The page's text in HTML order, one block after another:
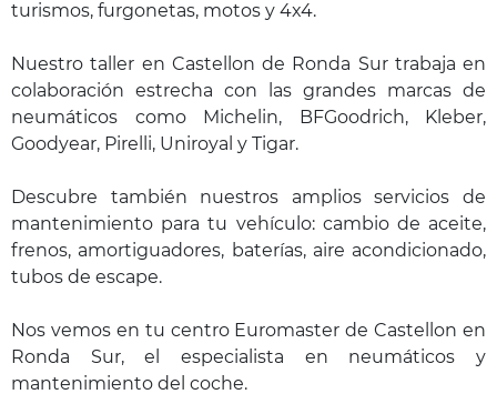
turismos, furgonetas, motos y 4x4.
Nuestro taller en Castellon de Ronda Sur trabaja en
colaboración estrecha con las grandes marcas de
neumáticos como Michelin, BFGoodrich, Kleber,
Goodyear, Pirelli, Uniroyal y Tigar.
Descubre también nuestros amplios servicios de
mantenimiento para tu vehículo: cambio de aceite,
frenos, amortiguadores, baterías, aire acondicionado,
tubos de escape.
Nos vemos en tu centro Euromaster de Castellon en
Ronda Sur, el especialista en neumáticos y
mantenimiento del coche.